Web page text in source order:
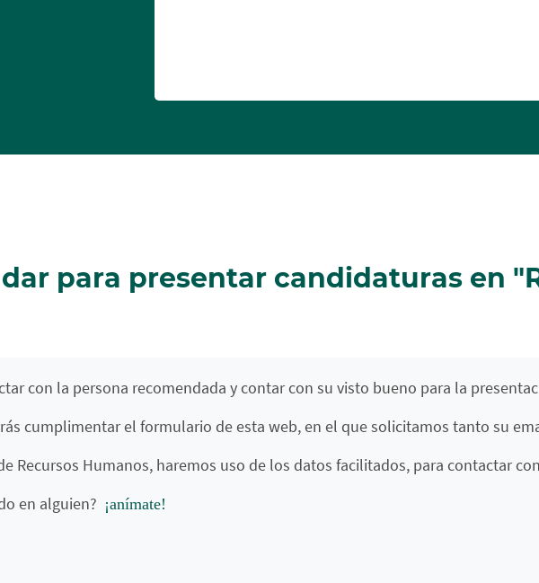
dar para presentar candidaturas en
con la persona recomendada y contar con su visto bueno para la
cumplimentar el formulario de esta web, en el que solicitamos tanto su
Recursos Humanos, haremos uso de los datos facilitados, para contactar
en alguien? ¡anímate!